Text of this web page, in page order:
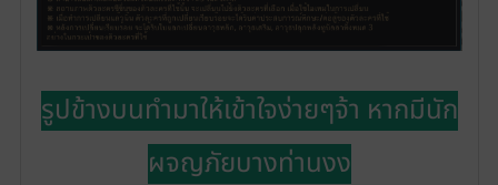
รูปข้างบนทำมาให้เข้าใจง่ายๆจ้า หากมีนัก
ผจญภัยบางท่านงง